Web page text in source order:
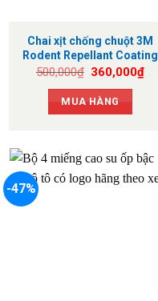
Chai xịt chống chuột 3M
Rodent Repellant Coating
500,000₫ Giá
là:
500,000₫.
360,000₫Giá
MUA HÀNG
-47%